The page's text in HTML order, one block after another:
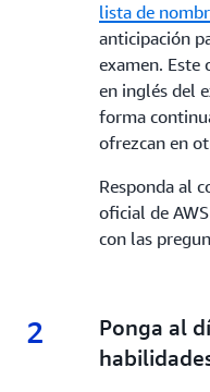
lista de
anticipación
examen. Este
en inglés del
forma
ofrezcan en
Responda al
oficial de
con las
2 2.
Ponga al